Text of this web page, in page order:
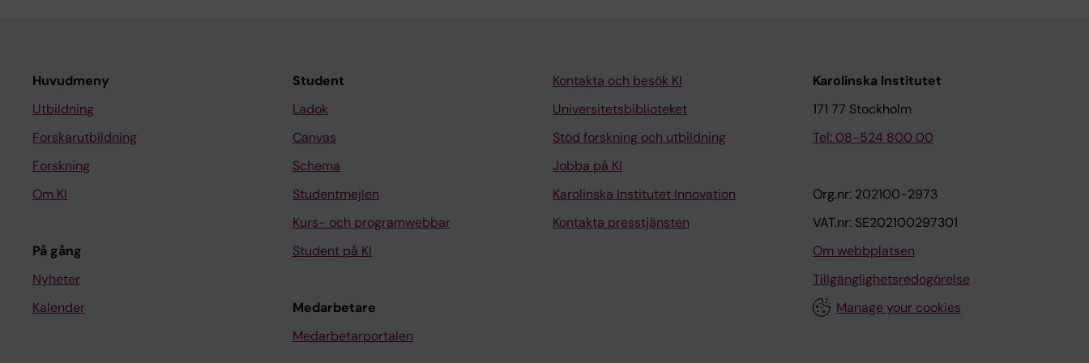
Huvudmeny
Utbildning
Forskarutbildning
Forskning
Om KI
På gång
Nyheter
Kalender
Student
Ladok
Canvas
Schema
Studentmejlen
Kurs- och programwebbar
Student på KI
Medarbetare
Medarbetarportalen
Kontakta och besök KI
Universitetsbiblioteket
Stöd forskning och utbildning
Jobba på KI
Karolinska Institutet Innovation
Kontakta presstjänsten
Karolinska Institutet
171 77 Stockholm
Tel: 08-524 800 00
Org.nr: 202100-2973
VAT.nr: SE202100297301
Om webbplatsen
Tillgänglighetsredogörelse
Manage your cookies